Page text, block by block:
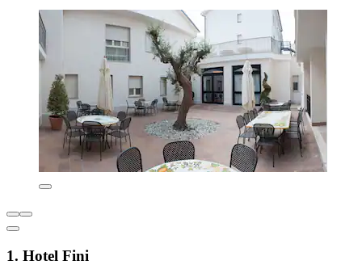
1. Hotel Fini